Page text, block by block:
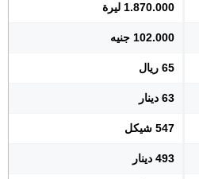
1.870.000 ليرة
102.000 جنيه
65 ريال
63 دينار
547 شيكل
493 دينار